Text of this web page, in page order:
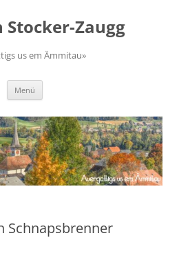
Stocker-Zaugg
us em Ämmitau»
Menü
Schnapsbrenner